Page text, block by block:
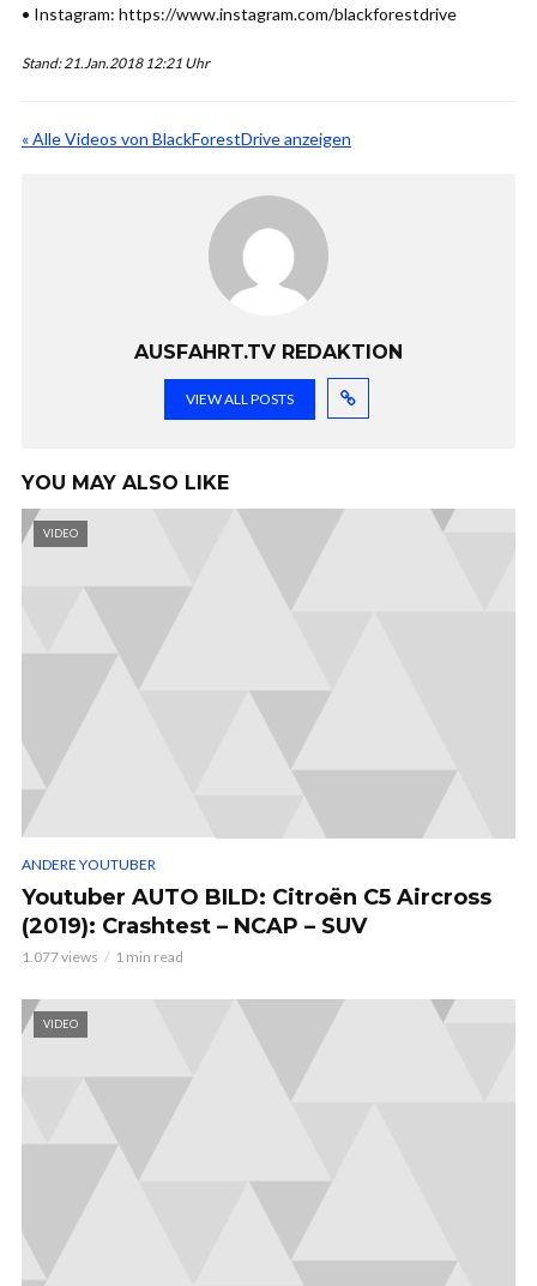
• Instagram: https://www.instagram.com/blackforestdrive
Stand: 21.Jan.2018 12:21 Uhr
« Alle Videos von BlackForestDrive anzeigen
AUSFAHRT.TV REDAKTION
VIEW ALL POSTS
YOU MAY ALSO LIKE
VIDEO
ANDERE YOUTUBER
Youtuber AUTO BILD: Citroën C5 Aircross
(2019): Crashtest – NCAP – SUV
1.077 views 1 min read
VIDEO